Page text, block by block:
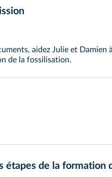
aidez Julie et Damien
de la fossilisation.
étapes de la formation